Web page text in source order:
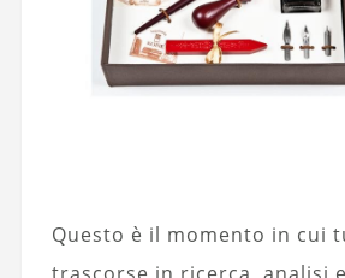
Questo è il momento in cui